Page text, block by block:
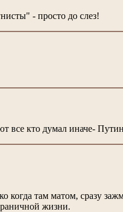
- просто до слез!
все кто думал
когда там матом, сразу
жизни.